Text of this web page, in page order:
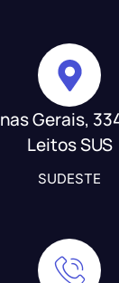
Gerais,
Leitos SUS
SUDESTE